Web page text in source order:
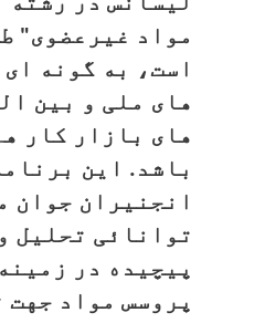
مواد غیرعضوی"
است، به گونه
های ملی و بین
های بازار کار
باشد. این
انجنیران جوان
توانائی تحلیل
پیچیده در
پروسس مواد جهت